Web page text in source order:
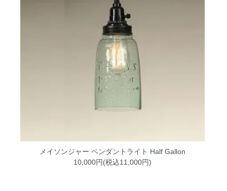
メイソンジャー ペンダントライト Half Gallon
10,000円(税込11,000円)